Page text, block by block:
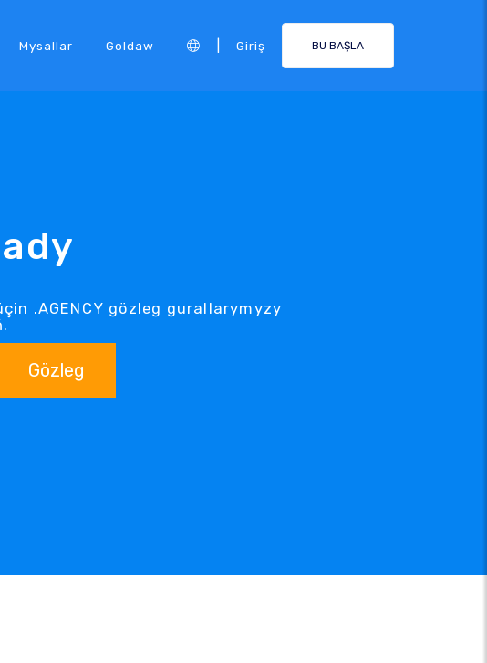
Mysallar Goldaw Giriş BU BAŞLA
.AGENCY gözleg gurallarymyzy
Gözleg